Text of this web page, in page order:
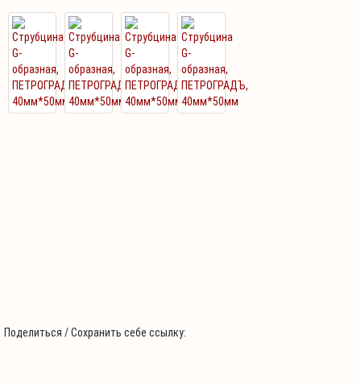
Поделиться / Сохранить себе ссылку: